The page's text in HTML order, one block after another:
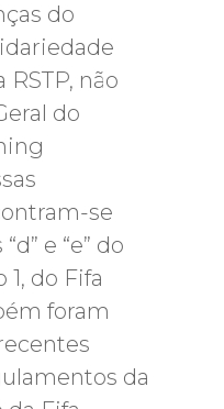
do
não
do
se
e “e” do
1, do Fifa
foram
da